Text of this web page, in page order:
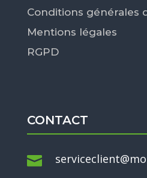
Conditions générales
Mentions légales
RGPD
CONTACT
